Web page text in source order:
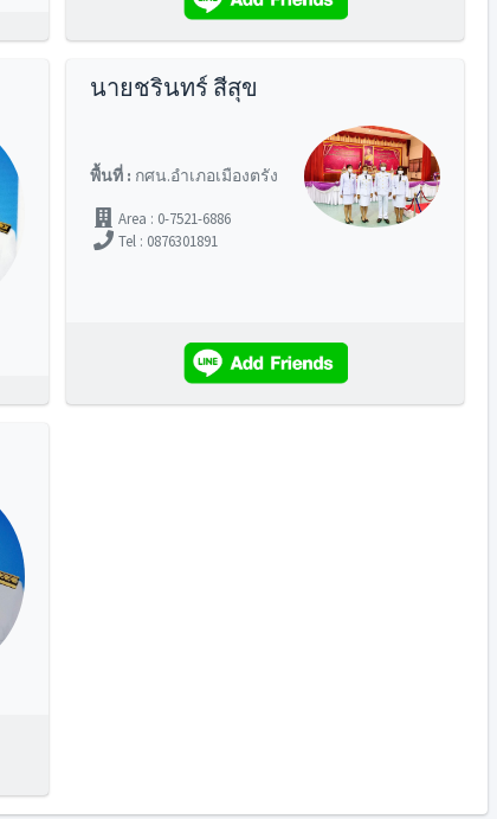
นายชรินทร์ สีสุข
พื้นที่ : กศน.อำเภอเมืองตรัง
Area : 0-7521-6886
Tel : 0876301891